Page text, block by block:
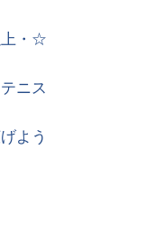
上・☆
ニス
よう